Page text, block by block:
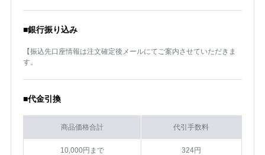
■銀行振り込み
【振込先口座情報は注文確定後メールにてご案内させていただきま
す。
■代金引換
商品価格合計 代引手数料
10,000円まで 324円